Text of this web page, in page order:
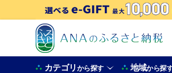
カテゴリから探す 地域から探